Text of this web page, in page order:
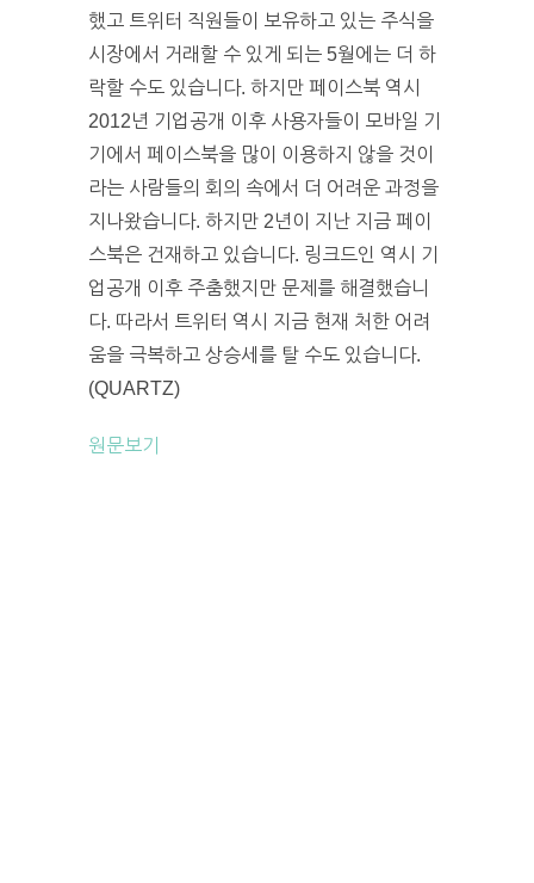
했고 트위터 직원들이 보유하고 있는 주식을
시장에서 거래할 수 있게 되는 5월에는 더 하
락할 수도 있습니다. 하지만 페이스북 역시
2012년 기업공개 이후 사용자들이 모바일 기
기에서 페이스북을 많이 이용하지 않을 것이
라는 사람들의 회의 속에서 더 어려운 과정을
지나왔습니다. 하지만 2년이 지난 지금 페이
스북은 건재하고 있습니다. 링크드인 역시 기
업공개 이후 주춤했지만 문제를 해결했습니
다. 따라서 트위터 역시 지금 현재 처한 어려
움을 극복하고 상승세를 탈 수도 있습니다.
(QUARTZ)
원문보기